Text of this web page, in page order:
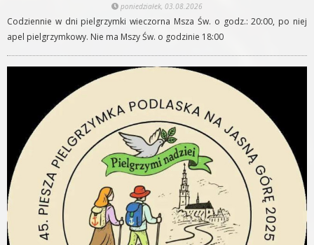
poniedziałek, 03.08.2026
Codziennie w dni pielgrzymki wieczorna Msza Św. o godz.: 20:00, po niej
apel pielgrzymkowy. Nie ma Mszy Św. o godzinie 18:00